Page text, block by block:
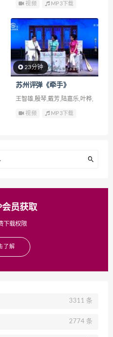
视频 MP3下载
23分钟
苏州评弹《牵手》
王智雄,殷琴,戴芳,陆嘉乐,叶桦,
视频 MP3下载
员获取
下载权限
了解
3311 条
2774 条